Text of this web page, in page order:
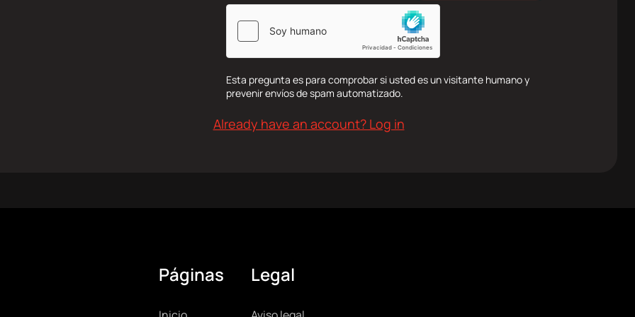
Esta pregunta es para comprobar si usted es un visitante humano y
prevenir envíos de spam automatizado.
Already have an account? Log in
Páginas Legal